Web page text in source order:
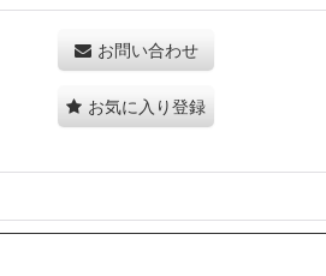
お問い合わせ
お気に入り登録